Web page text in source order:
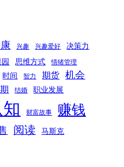
兴趣 兴趣爱好 决策力
思维方式 情绪管理
时间 智力 期货 机会
结婚 职业发展
财富故事 赚钱
阅读 马斯克